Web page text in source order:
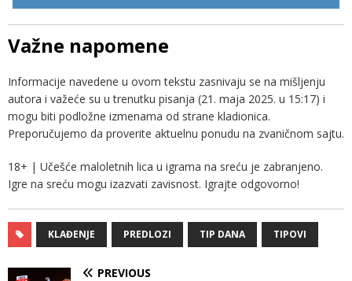
Važne napomene
Informacije navedene u ovom tekstu zasnivaju se na mišljenju
autora i važeće su u trenutku pisanja (21. maja 2025. u 15:17) i
mogu biti podložne izmenama od strane kladionica.
Preporučujemo da proverite aktuelnu ponudu na zvaničnom sajtu.
18+ | Učešće maloletnih lica u igrama na sreću je zabranjeno.
Igre na sreću mogu izazvati zavisnost. Igrajte odgovorno!
KLAĐENJE PREDLOZI TIP DANA TIPOVI
PREVIOUS